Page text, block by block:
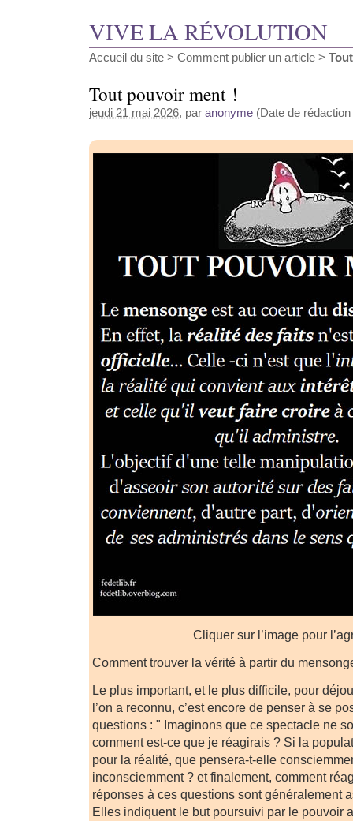
VIVE LA RÉVOLUTION
Accueil du site > Comment publier un article >
Tout pouvoir ment !
jeudi 21 mai 2026, par anonyme (Date de
Cliquer sur l’image pour
Comment trouver la vérité à partir du
Le plus important, et le plus difficile, pour
l’on a reconnu, c’est encore de penser à se
questions : " Imaginons que ce spectacle ne
comment est-ce que je réagirais ? Si la
pour la réalité, que pensera-t-elle
inconsciemment ? et finalement, comment
réponses à ces questions sont généralement
Elles indiquent le but poursuivi par le pouvoir